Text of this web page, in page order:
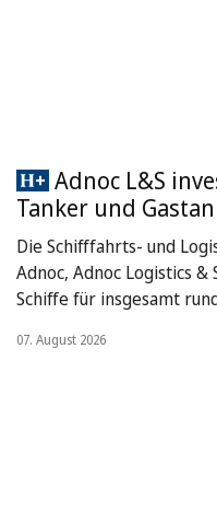
Adnoc L&S
Tanker und
Die Schifffahrts- und
Adnoc, Adnoc Logistics
Schiffe für insgesamt
07. August 2026